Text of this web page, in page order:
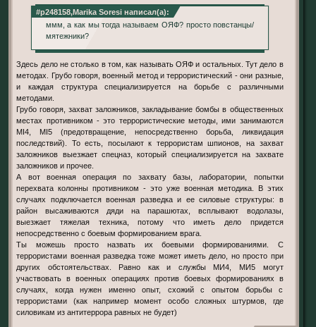
#p248158,Marika Soresi написал(а):
ммм, а как мы тогда называем ОЯФ? просто повстанцы/
мятежники?
Здесь дело не столько в том, как называть ОЯФ и остальных. Тут дело в
методах. Грубо говоря, военный метод и террористический - они разные,
и каждая структура специализируется на борьбе с различными
методами.
Грубо говоря, захват заложников, закладывание бомбы в общественных
местах противником - это террористические методы, ими занимаются
MI4, MI5 (предотвращение, непосредственно борьба, ликвидация
последствий). То есть, посылают к террористам шпионов, на захват
заложников выезжает спецназ, который специализируется на захвате
заложников и прочее.
А вот военная операция по захвату базы, лаборатории, попытки
перехвата колонны противником - это уже военная методика. В этих
случаях подключается военная разведка и ее силовые структуры: в
район высаживаются дяди на парашютах, всплывают водолазы,
выезжает тяжелая техника, потому что иметь дело придется
непосредственно с боевым формированием врага.
Ты можешь просто назвать их боевыми формированиями. С
террористами военная разведка тоже может иметь дело, но просто при
других обстоятельствах. Равно как и службы МИ4, МИ5 могут
участвовать в военных операциях против боевых формированиях в
случаях, когда нужен именно опыт, схожий с опытом борьбы с
террористами (как например момент особо сложных штурмов, где
силовикам из антитеррора равных не будет)